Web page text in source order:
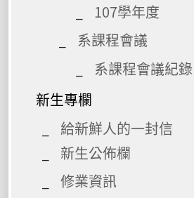
107學年度
系課程會議
系課程會議紀錄
新生專欄
給新鮮人的一封信
新生公佈欄
修業資訊